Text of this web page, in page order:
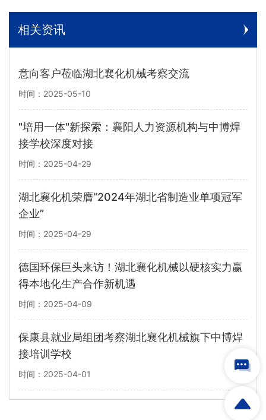
相关资讯
意向客户莅临湖北襄化机械考察交流
时间：2025-05-10
"培用一体"新探索：襄阳人力资源机构与中博焊
接学校深度对接
时间：2025-04-29
湖北襄化机荣膺“2024年湖北省制造业单项冠军
企业”
时间：2025-04-29
德国环保巨头来访！湖北襄化机械以硬核实力赢
得本地化生产合作新机遇
时间：2025-04-09
保康县就业局组团考察湖北襄化机械旗下中博焊
接培训学校
时间：2025-04-01